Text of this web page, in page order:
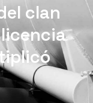
clan